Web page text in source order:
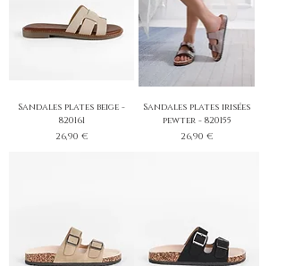
Sandales plates beige -
820161
Prix
26,90 €
Sandales plates irisées
pewter - 820155
Prix
26,90 €